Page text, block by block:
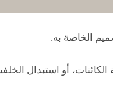
الخاصة به.
أو استبدال